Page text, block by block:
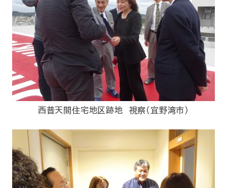
西普天間住宅地区跡地 視察(宜野湾市)